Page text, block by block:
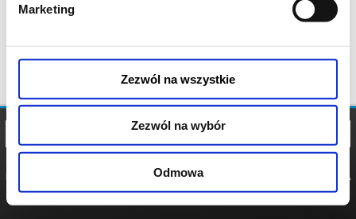
Marketing
Zezwól na wszystkie
Zezwól na wybór
Odmowa
POLITYKA
POLITYKA